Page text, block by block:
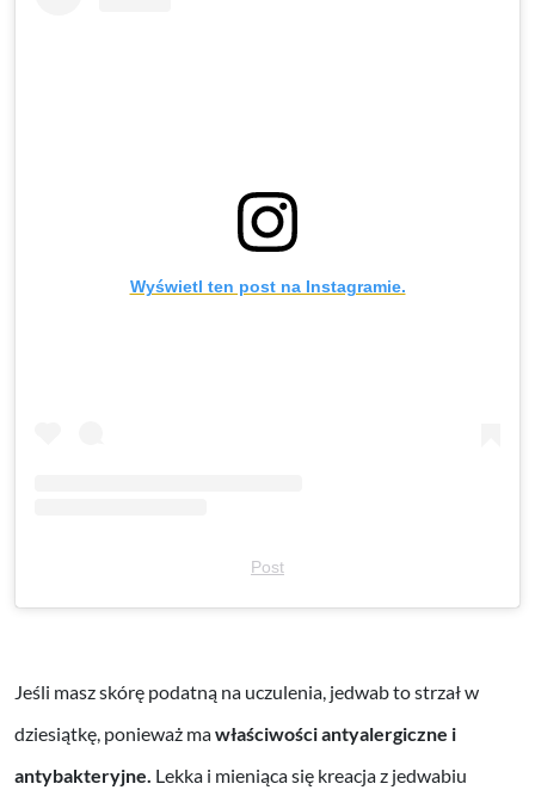
Wyświetl ten post na Instagramie.
Post
Jeśli masz skórę podatną na uczulenia, jedwab to strzał w
dziesiątkę, ponieważ mawłaściwości antyalergiczne i
antybakteryjne. Lekka i mieniąca się kreacja z jedwabiu